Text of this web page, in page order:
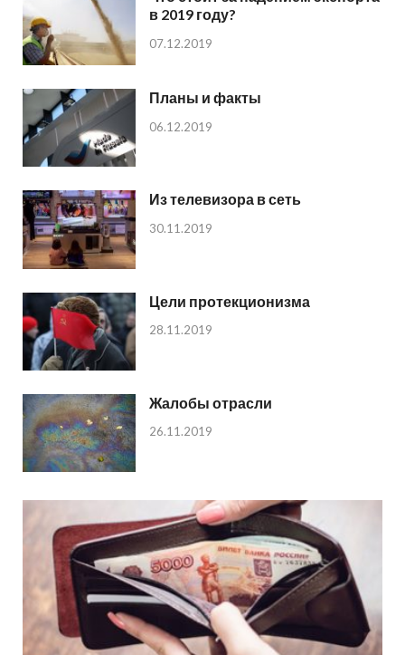
в 2019 году?
07.12.2019
Планы и факты
06.12.2019
Из телевизора в сеть
30.11.2019
Цели протекционизма
28.11.2019
Жалобы отрасли
26.11.2019